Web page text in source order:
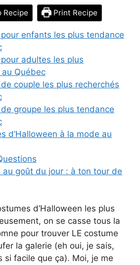
Recipe Print Recipe
enfants les plus tendance
adultes les plus
Québec
couple les plus recherchés
groupe les plus tendance
d’Halloween à la mode au
au goût du jour : à ton tour de
d’Halloween les plus
on se casse tous la
pour trouver LE costume
la galerie (eh oui, je sais,
si facile que ça). Moi, je me